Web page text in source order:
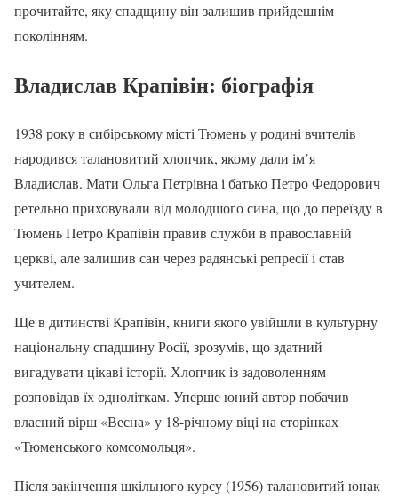
прочитайте, яку спадщину він залишив прийдешнім
поколінням.
Владислав Крапівін: біографія
1938 року в сибірському місті Тюмень у родині вчителів
народився талановитий хлопчик, якому дали ім’я
Владислав. Мати Ольга Петрівна і батько Петро Федорович
ретельно приховували від молодшого сина, що до переїзду в
Тюмень Петро Крапівін правив служби в православній
церкві, але залишив сан через радянські репресії і став
учителем.
Ще в дитинстві Крапівін, книги якого увійшли в культурну
національну спадщину Росії, зрозумів, що здатний
вигадувати цікаві історії. Хлопчик із задоволенням
розповідав їх одноліткам. Уперше юний автор побачив
власний вірш «Весна» у 18-річному віці на сторінках
«Тюменського комсомольця».
Після закінчення шкільного курсу (1956) талановитий юнак